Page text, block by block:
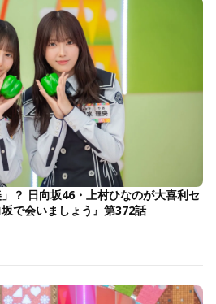
？ 日向坂46・上村ひなのが大喜利セ
で会いましょう』第372話